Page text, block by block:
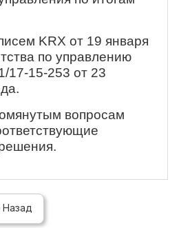
KRX от 19 января
по управлению
17-15-253 от 23
вопросам
Назад